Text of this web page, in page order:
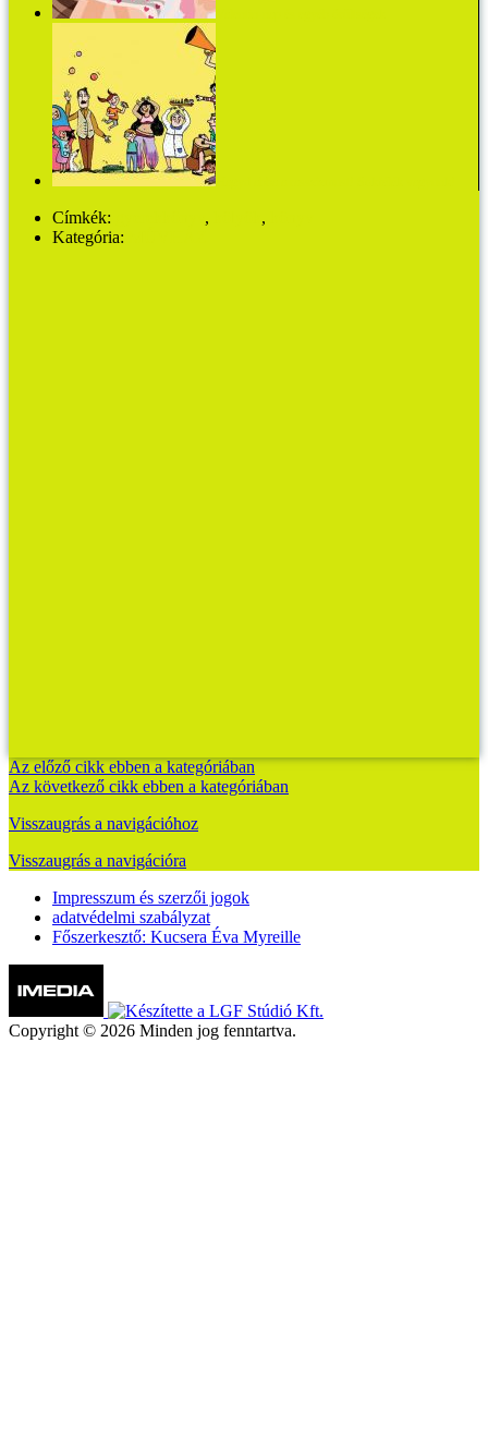
Címkék: , ,
Kategória:
Az előző cikk ebben a kategóriában
Az következő cikk ebben a kategóriában
Visszaugrás a navigációhoz
Visszaugrás a navigációra
Impresszum és szerzői jogok
adatvédelmi szabályzat
Főszerkesztő: Kucsera Éva Myreille
Copyright © 2026 Minden jog fenntartva.